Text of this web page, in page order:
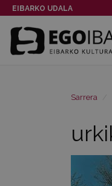
EIBARKO UDALA
Sarrera